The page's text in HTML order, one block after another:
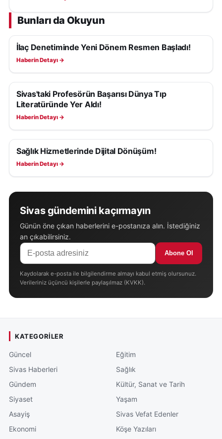
Bunları da Okuyun
SAĞLIK
İlaç Denetiminde Yeni Dönem Resmen Başladı!
Haberin Detayı →
SAĞLIK
Sivas'taki Profesörün Başarısı Dünya Tıp
Literatüründe Yer Aldı!
Haberin Detayı →
SAĞLIK
Sağlık Hizmetlerinde Dijital Dönüşüm!
Haberin Detayı →
Sivas gündemini kaçırmayın
Günün öne çıkan haberlerini e-postanıza alın. İstediğiniz
an çıkabilirsiniz.
Abone Ol
Kaydolarak e-posta ile bilgilendirme almayı kabul etmiş olursunuz.
Verileriniz üçüncü kişilerle paylaşılmaz (KVKK).
KATEGORILER
Güncel
Sivas Haberleri
Gündem
Siyaset
Asayiş
Ekonomi
Eğitim
Sağlık
Kültür, Sanat ve Tarih
Yaşam
Sivas Vefat Edenler
Köşe Yazıları